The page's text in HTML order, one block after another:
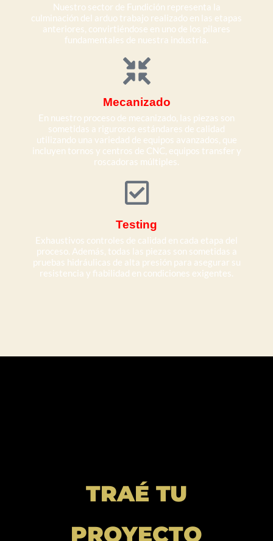
Nuestro sector de Fundición representa la
culminación del arduo trabajo realizado en las etapas
anteriores, convirtiéndose en uno de los pilares
fundamentales de nuestra industria.
Mecanizado
En nuestro proceso de mecanizado, las piezas son
sometidas a rigurosos estándares de calidad
utilizando una variedad de equipos avanzados, que
incluyen tornos y centros de CNC, equipos transfer y
roscadoras múltiples.
Testing
Exhaustivos controles de calidad en cada etapa del
proceso. Además, todas las piezas son sometidas a
pruebas hidráulicas de alta presión para asegurar su
resistencia y fiabilidad en condiciones exigentes.
TRAÉ TU
PROYECTO